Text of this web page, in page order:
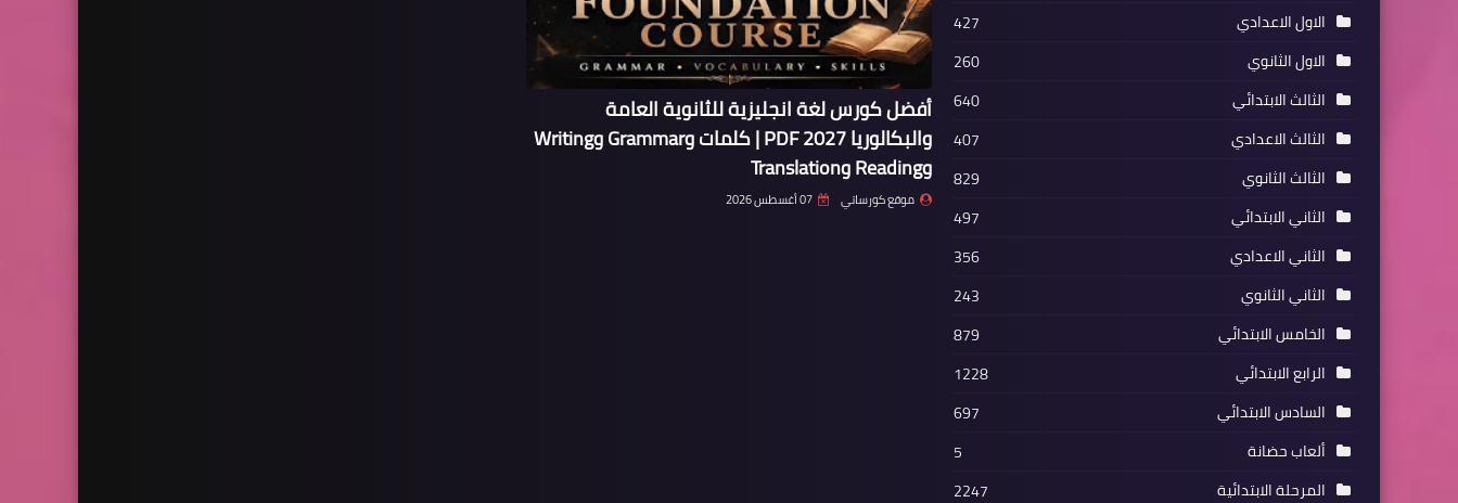
الاول الاعدادي
427
الاول الثانوي
260
الثالث الابتدائي
640
الثالث الاعدادي
407
الثالث الثانوي
829
الثاني الابتدائي
497
الثاني الاعدادي
356
الثاني الثانوي
243
الخامس الابتدائي
879
الرابع الابتدائي
1228
السادس الابتدائي
697
ألعاب حضانة
5
المرحلة الابتدائية
2247
أفضل كورس لغة انجليزية للثانوية العامة
والبكالوريا 2027 PDF | كلمات وGrammar وWriting
وReading وTranslation
موقع كورساتي 07 أغسطس 2026